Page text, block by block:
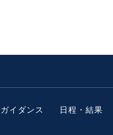
ガイダンス 日程・結果